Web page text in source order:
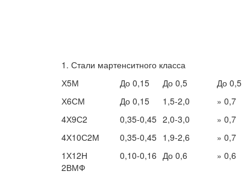
1. Стали мартенситного класса
Х5М
До 0,15 До 0,5 До 0,5
Х6СМ
До 0,15 1,5-2,0 » 0,7
4Х9С2
0,35-0,45 2,0-3,0 » 0,7
4Х10С2М
0,35-0,45 1,9-2,6 » 0,7
1Х12Н
2ВМФ
0,10-0,16 До 0,6 » 0,6